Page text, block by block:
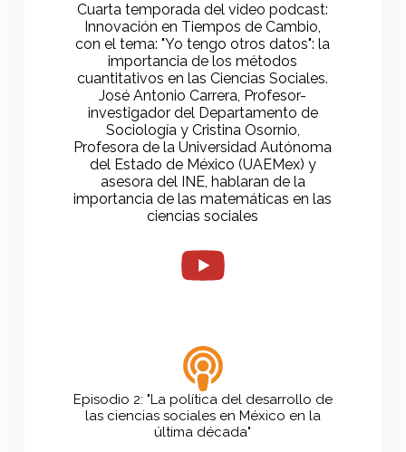
Cuarta temporada del video podcast:
Innovación en Tiempos de Cambio,
con el tema: "Yo tengo otros datos": la
importancia de los métodos
cuantitativos en las Ciencias Sociales.
José Antonio Carrera, Profesor-
investigador del Departamento de
Sociología y Cristina Osornio,
Profesora de la Universidad Autónoma
del Estado de México (UAEMex) y
asesora del INE, hablaran de la
importancia de las matemáticas en las
ciencias sociales
Episodio 2: "La política del desarrollo de
las ciencias sociales en México en la
última década"